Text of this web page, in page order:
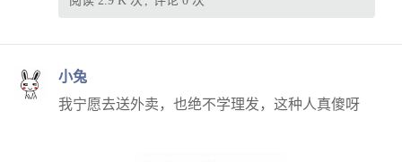
小兔
我宁愿去送外卖，也绝不学理发，这种人真傻呀